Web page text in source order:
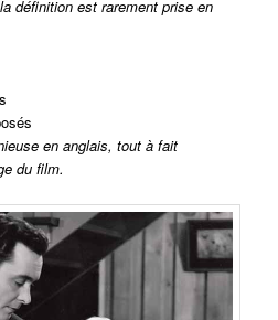
définition est rarement prise en
en anglais, tout à fait
du film.